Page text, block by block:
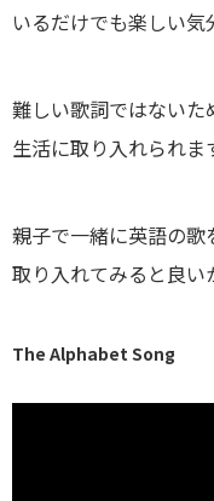
いるだけでも楽しい気
難しい歌詞ではない
生活に取り入れられま
親子で一緒に英語の
取り入れてみると良い
The Alphabet Song